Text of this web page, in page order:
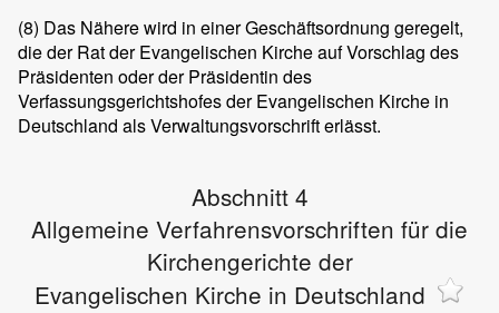
(8) Das Nähere wird in einer Geschäftsordnung geregelt,
die der Rat der Evangelischen Kirche auf Vorschlag des
Präsidenten oder der Präsidentin des
Verfassungsgerichtshofes der Evangelischen Kirche in
Deutschland als Verwaltungsvorschrift erlässt.
Abschnitt 4
Allgemeine Verfahrensvorschriften für die
Kirchengerichte der
Evangelischen Kirche in Deutschland